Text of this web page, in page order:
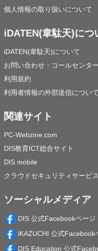
個人情報の取り扱いについて
iDATEN(韋駄天)につ
iDATEN(韋駄天)について
お問い合わせ・コールセンタ
利用規約
利用者情報の外部送信について
関連サイト
PC-Webzine.com
DIS教育ICT総合サイト
DIS mobile
クラウドセキュリティサービ
ソーシャルメディア
DIS 公式Facebookページ
iKAZUCHI 公式Facebook
DIS Education 公式